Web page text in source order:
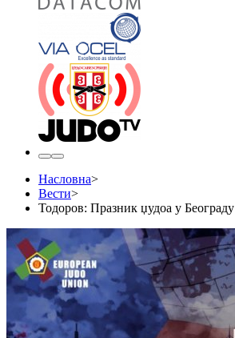
Насловна>
Вести>
Тодоров: Празник џудоа у Београду